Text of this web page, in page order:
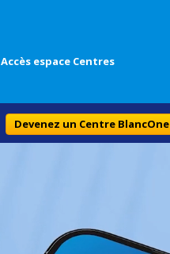
Accès espace Centres
Devenez un Centre BlancOne